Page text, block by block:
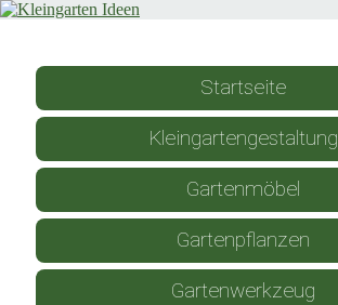
Startseite
Kleingartengestaltung
Gartenmöbel
Gartenpflanzen
Gartenwerkzeug